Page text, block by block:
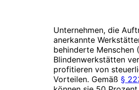
Unternehmen, die
anerkannte
behinderte Menschen
Blindenwerkstätten
profitieren von
Vorteilen. Gemäß §